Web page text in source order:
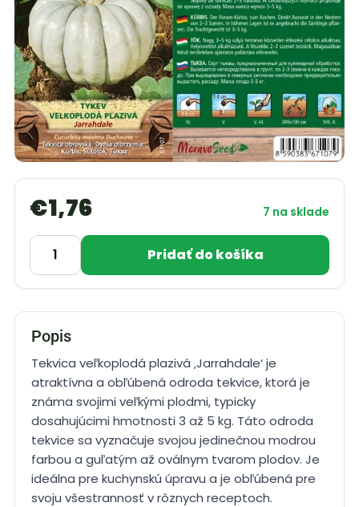
€1,76 7 na sklade
Pridať do košíka
Popis
Tekvica veľkoplodá plazivá ‚Jarrahdale‘ je
atraktívna a obľúbená odroda tekvice, ktorá je
známa svojimi veľkými plodmi, typicky
dosahujúcimi hmotnosti 3 až 5 kg. Táto odroda
tekvice sa vyznačuje svojou jedinečnou modrou
farbou a guľatým až oválnym tvarom plodov. Je
ideálna pre kuchynskú úpravu a je obľúbená pre
svoju všestrannosť v rôznych receptoch.